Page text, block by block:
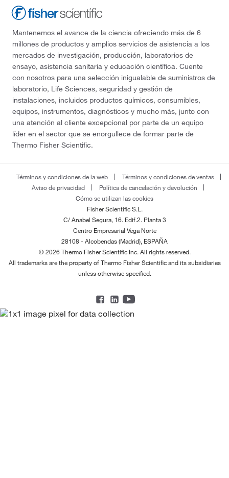
Mantenemos el avance de la ciencia ofreciendo más de 6
millones de productos y amplios servicios de asistencia a los
mercados de investigación, producción, laboratorios de
ensayo, asistencia sanitaria y educación científica. Cuente
con nosotros para una selección inigualable de suministros de
laboratorio, Life Sciences, seguridad y gestión de
instalaciones, incluidos productos químicos, consumibles,
equipos, instrumentos, diagnósticos y mucho más, junto con
una atención al cliente excepcional por parte de un equipo
líder en el sector que se enorgullece de formar parte de
Thermo Fisher Scientific.
Términos y condiciones de la web
Términos y condiciones de ventas
Aviso de privacidad
Política de cancelación y devolución
Cómo se utilizan las cookies
Fisher Scientific S.L.
C/ Anabel Segura, 16. Edif.2. Planta 3
Centro Empresarial Vega Norte
28108 - Alcobendas (Madrid), ESPAÑA
© 2026 Thermo Fisher Scientific Inc. All rights reserved.
All trademarks are the property of Thermo Fisher Scientific and its subsidiaries
unless otherwise specified.